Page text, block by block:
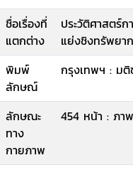
ชื่อเรื่องที่
แตกต่าง
ประวัติศาสตร์
แย่งชิงทรัพยา
พิมพ์
ลักษณ์
กรุงเทพฯ : มติ
ลักษณะ
ทาง
กายภาพ
454 หน้า : ภา